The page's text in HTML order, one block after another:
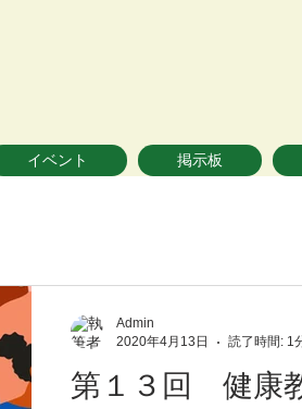
イベント 掲示板
第１３回 健康
Admin
2020年4月13日
読了時間: 1